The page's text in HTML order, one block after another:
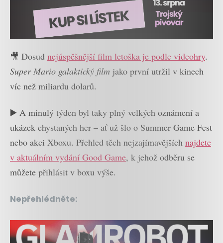
🎥 Dosud nejúspěšnější film letoška je podle videohry.
Super Mario galaktický film jako první utržil v kinech
víc než miliardu dolarů.
▶️ A minulý týden byl taky plný velkých oznámení a
ukázek chystaných her – ať už šlo o Summer Game Fest
nebo akci Xboxu. Přehled těch nejzajímavějších najdete
v aktuálním vydání Good Game, k jehož odběru se
můžete přihlásit v boxu výše.
Nepřehlédněte: